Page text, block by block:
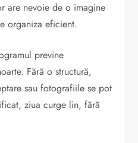
are nevoie de o imagine
organiza eficient.
previne
Fără o structură,
sau fotografiile se pot
ziua curge lin, fără